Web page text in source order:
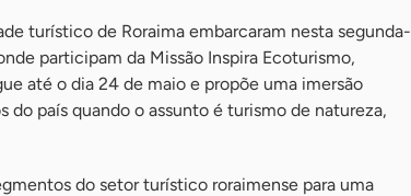
turístico de Roraima embarcaram nesta segunda-
participam da Missão Inspira Ecoturismo,
até o dia 24 de maio e propõe uma imersão
país quando o assunto é turismo de natureza,
do setor turístico roraimense para uma